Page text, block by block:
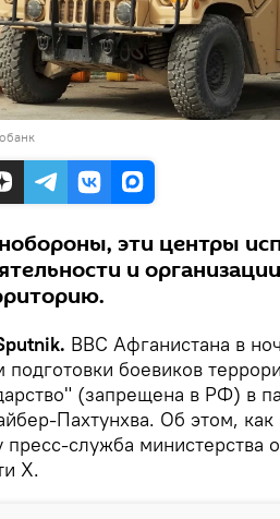
эти центры
и
ВВС Афганистана в
боевиков
(запрещена в РФ) в
Пахтунхва. Об этом,
пресс-служба министерства
Х.